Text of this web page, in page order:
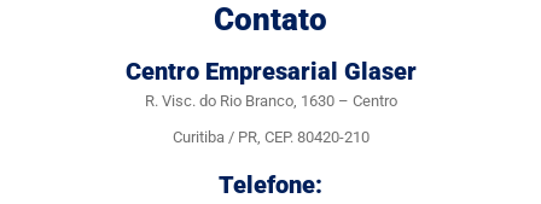
Contato
Centro Empresarial Glaser
R. Visc. do Rio Branco, 1630 – Centro
Curitiba / PR, CEP. 80420-210
Telefone: